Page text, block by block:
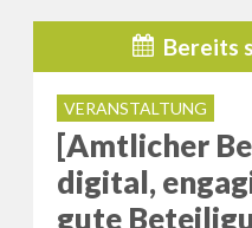
Bereits
VERANSTALTUNG
[Amtlicher
digital,
gute